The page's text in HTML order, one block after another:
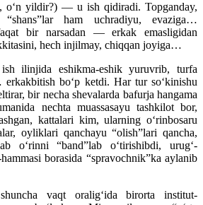
yildir?) — u ish qidiradi. Topganday,
“shans”lar ham uchradiyu, evaziga…
bir narsadan — erkak emasligidan
hech injilmay, chiqqan joyiga…
ilinjida eshikma-eshik yuruvrib, turfa
bo‘p ketdi. Har tur so‘kinishu
bir necha shevalarda bafurja hangama
nechta muassasayu tashkilot bor,
kattalari kim, ularning o‘rinbosaru
oyliklari qanchayu “olish”lari qancha,
o‘rinni “band”lab o‘tirishibdi, urug‘-
borasida “spravochnik”ka aylanib
vaqt oralig‘ida birorta institut-